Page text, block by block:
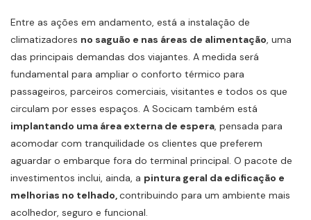
Entre as ações em andamento, está a instalação de
climatizadores no saguão e nas áreas de alimentação, uma
das principais demandas dos viajantes. A medida será
fundamental para ampliar o conforto térmico para
passageiros, parceiros comerciais, visitantes e todos os que
circulam por esses espaços. A Socicam também está
implantando uma área externa de espera, pensada para
acomodar com tranquilidade os clientes que preferem
aguardar o embarque fora do terminal principal. O pacote de
investimentos inclui, ainda, a pintura geral da edificação e
melhorias no telhado,contribuindo para um ambiente mais
acolhedor, seguro e funcional.